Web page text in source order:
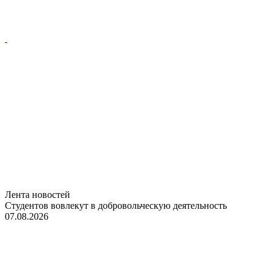
Лента новостей
Студентов вовлекут в добровольческую деятельность
07.08.2026